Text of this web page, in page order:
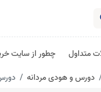
متداول چطور از سایت
دورس و هودی مردانه